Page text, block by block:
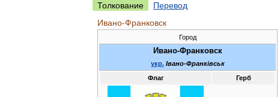
Толкование
Перевод
Ивано-Франковск
Город
Ивано-Франковск
укр. Івано-Франківськ
Флаг
Герб